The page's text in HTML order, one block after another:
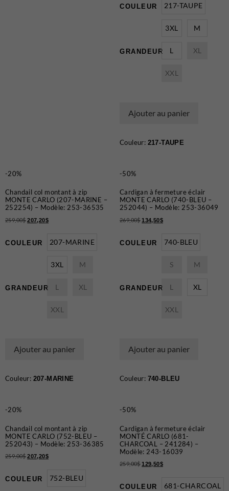
COULEUR 217-TAUPE
GRANDEUR
3XL M
L XL
XXL
Ajouter au panier
Couleur: 217-TAUPE
-20%
Chandail col montant à zip
MONTE CARLO (207-MARINE –
252254) – Modèle: 253-36535
259,00$ 207,20$
COULEUR 207-MARINE
GRANDEUR
3XL M
L XL
XXL
Ajouter au panier
Couleur: 207-MARINE
-50%
Cardigan à fermeture éclair
MONTE CARLO (740-BLEU –
252044) – Modèle: 253-36049
269,00$ 134,50$
COULEUR 740-BLEU
GRANDEUR
S M
L XL
XXL
Ajouter au panier
Couleur: 740-BLEU
-20%
Chandail col montant à zip
MONTE CARLO (752-BLEU –
252043) – Modèle: 253-36385
259,00$ 207,20$
COULEUR 752-BLEU
-50%
Cardigan à fermeture éclair
MONTÉ CARLO (681-
CHARCOAL – 241284) –
Modèle: 243-16039
259,00$ 129,50$
COULEUR 681-CHARCOAL